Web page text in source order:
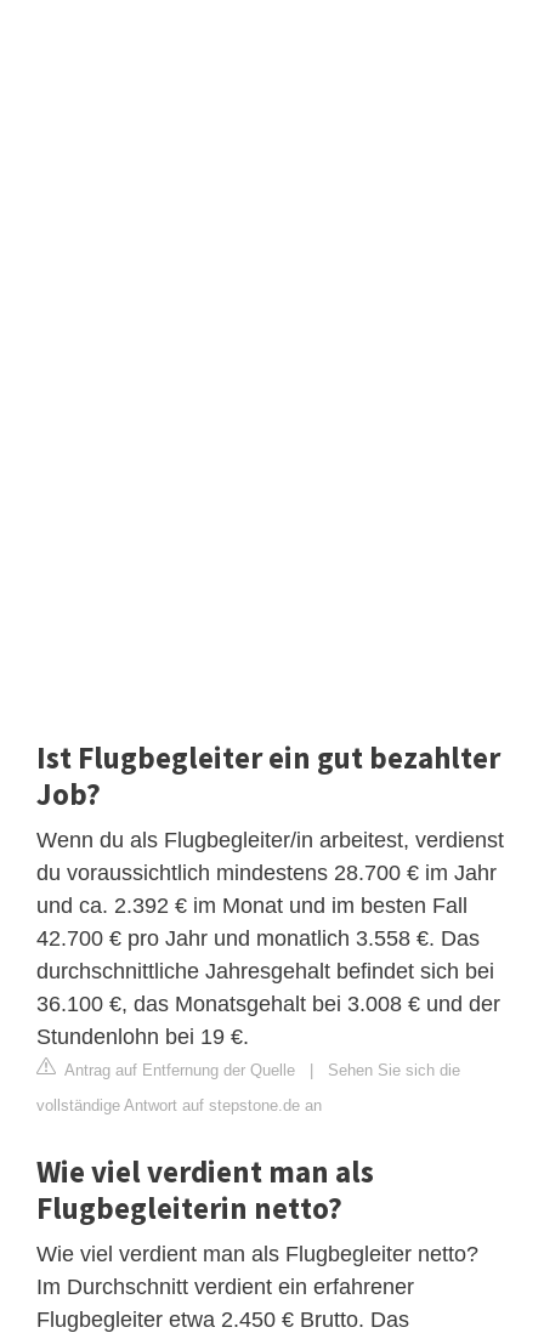
Ist Flugbegleiter ein gut bezahlter
Job?
Wenn du als Flugbegleiter/in arbeitest, verdienst
du voraussichtlich mindestens 28.700 € im Jahr
und ca. 2.392 € im Monat und im besten Fall
42.700 € pro Jahr und monatlich 3.558 €. Das
durchschnittliche Jahresgehalt befindet sich bei
36.100 €, das Monatsgehalt bei 3.008 € und der
Stundenlohn bei 19 €.
Antrag auf Entfernung der Quelle | Sehen Sie sich die
vollständige Antwort auf stepstone.de an
Wie viel verdient man als
Flugbegleiterin netto?
Wie viel verdient man als Flugbegleiter netto?
Im Durchschnitt verdient ein erfahrener
Flugbegleiter etwa 2.450 € Brutto. Das